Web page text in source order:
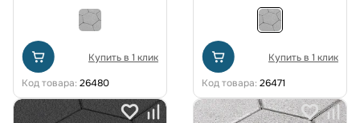
Купить в 1 клик
Код товара: 26480
Купить в 1 клик
Код товара: 26471